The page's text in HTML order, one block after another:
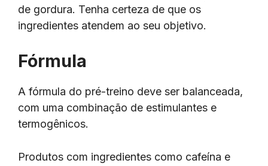
de gordura. Tenha certeza de que os
ingredientes atendem ao seu objetivo.
Fórmula
A fórmula do pré-treino deve ser balanceada,
com uma combinação de estimulantes e
termogênicos.
Produtos com ingredientes como cafeína e